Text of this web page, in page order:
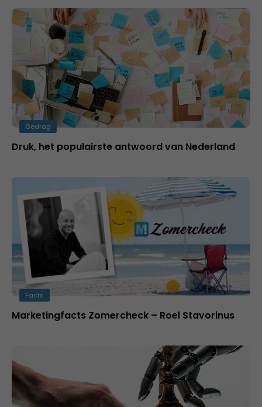
Gedrag
Druk, het populairste antwoord van Nederland
Facts
Marketingfacts Zomercheck – Roel Stavorinus